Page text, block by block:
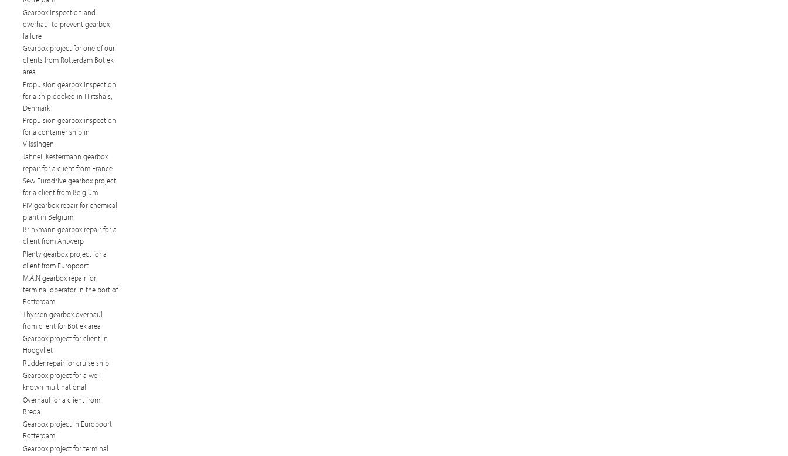
Gearbox inspection and
overhaul to prevent gearbox
failure
Gearbox project for one of our
clients from Rotterdam Botlek
area
Propulsion gearbox inspection
for a ship docked in Hirtshals,
Denmark
Propulsion gearbox inspection
for a container ship in
Vlissingen
Jahnell Kestermann gearbox
repair for a client from France
Sew Eurodrive gearbox project
for a client from Belgium
PIV gearbox repair for chemical
plant in Belgium
Brinkmann gearbox repair for a
client from Antwerp
Plenty gearbox project for a
client from Europoort
M.A.N gearbox repair for
terminal operator in the port of
Rotterdam
Thyssen gearbox overhaul
from client for Botlek area
Gearbox project for client in
Hoogvliet
Rudder repair for cruise ship
Gearbox project for a well-
known multinational
Overhaul for a client from
Breda
Gearbox project in Europoort
Rotterdam
Gearbox project for terminal